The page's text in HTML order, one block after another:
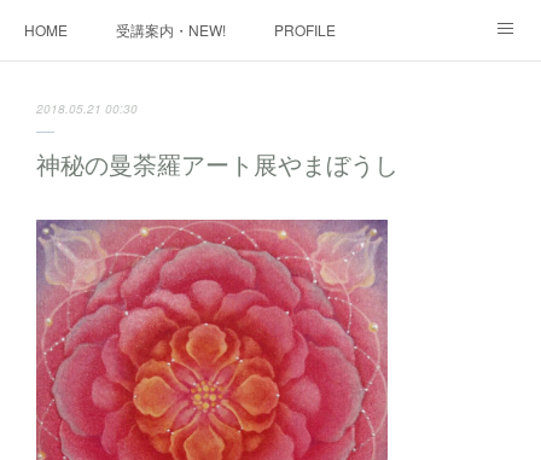
HOME 受講案内・NEW! PROFILE
2018.05.21 00:30
神秘の曼荼羅アート展やまぼうし